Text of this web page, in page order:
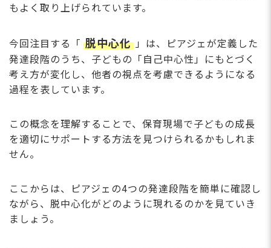
もよく取り上げられています。
今回注目する「 脱中心化 」は、ピアジェが定義した
発達段階のうち、子どもの「自己中心性」にもとづく
考え方が変化し、他者の視点を考慮できるようになる
過程を表しています。
この概念を理解することで、保育現場で子どもの成長
を適切にサポートする方法を見つけられるかもしれま
せん。
ここからは、ピアジェの4つの発達段階を簡単に確認し
ながら、脱中心化がどのように現れるのかを見ていき
ましょう。